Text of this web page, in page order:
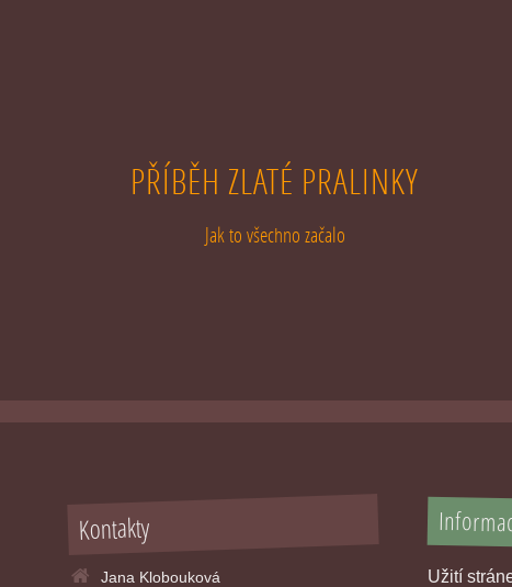
PŘÍBĚH ZLATÉ PRALINKY
Jak to všechno začalo
Kontakty
Jana Klobouková
Užití